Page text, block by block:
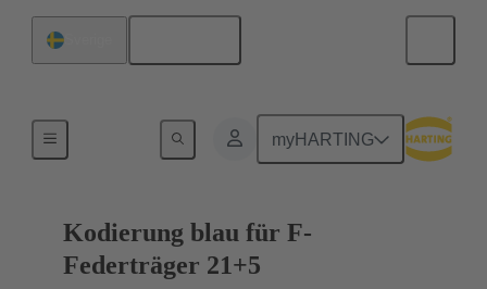
myHARTING
Förbindning moderkort till dotterkort
Kodierung blau für F-
Federträger 21+5